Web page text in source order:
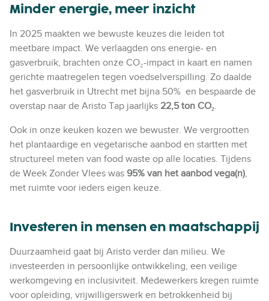
Minder energie, meer inzicht
In 2025 maakten we bewuste keuzes die leiden tot
meetbare impact. We verlaagden ons energie- en
gasverbruik, brachten onze CO₂-impact in kaart en namen
gerichte maatregelen tegen voedselverspilling. Zo daalde
het gasverbruik in Utrecht met bijna 50% en bespaarde de
overstap naar de Aristo Tap jaarlijks 22,5 ton CO₂.
Ook in onze keuken kozen we bewuster. We vergrootten
het plantaardige en vegetarische aanbod en startten met
structureel meten van food waste op alle locaties. Tijdens
de Week Zonder Vlees was 95% van het aanbod vega(n),
met ruimte voor ieders eigen keuze.
Investeren in mensen en maatschappij
Duurzaamheid gaat bij Aristo verder dan milieu. We
investeerden in persoonlijke ontwikkeling, een veilige
werkomgeving en inclusiviteit. Medewerkers kregen ruimte
voor opleiding, vrijwilligerswerk en betrokkenheid bij